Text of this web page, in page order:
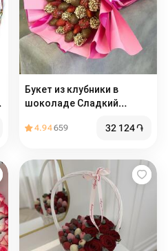
Букет из клубники в
шоколаде Сладкий
4.94659 32 124֏